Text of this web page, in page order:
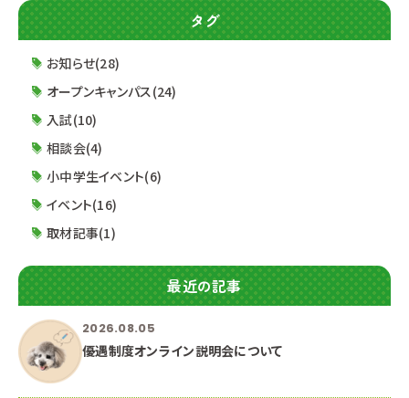
ント☆ ☑最新パンフレット先行配布！！ ☑就職実績
最新情報＆2024年度入試制度公開！！ ☑初めて
オープンキャンパスに参加する方も安心♪ 体験授
業
タグ
お知らせ(28)
オープンキャンパス(24)
入試(10)
相談会(4)
小中学生イベント(6)
イベント(16)
取材記事(1)
最近の記事
2026.08.05
優遇制度オンライン説明会について